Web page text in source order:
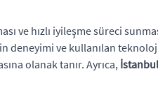
ve hızlı iyileşme süreci
ve kullanılan
olanak tanır. Ayrıca,